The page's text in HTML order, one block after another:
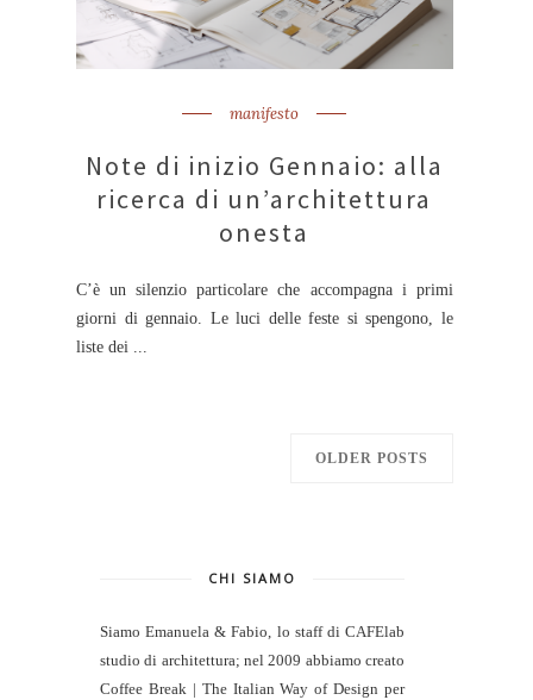
manifesto
Note di inizio Gennaio: alla
ricerca di un’architettura
onesta
C’è un silenzio particolare che accompagna i primi
giorni di gennaio. Le luci delle feste si spengono, le
liste dei ...
OLDER POSTS
CHI SIAMO
Siamo Emanuela & Fabio, lo staff di CAFElab
studio di architettura; nel 2009 abbiamo creato
Coffee Break | The Italian Way of Design per